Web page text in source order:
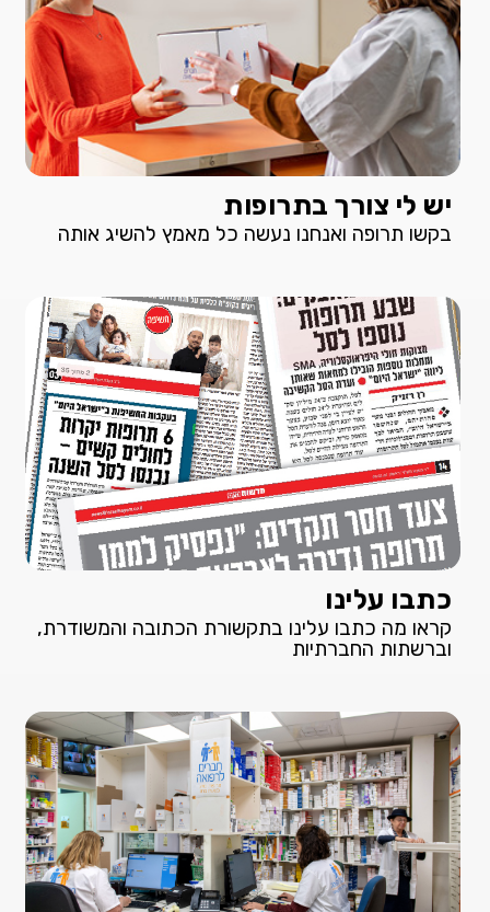
יש לי צורך בתרופות
בקשו תרופה ואנחנו נעשה כל מאמץ להשיג אותה
כתבו עלינו
קראו מה כתבו עלינו בתקשורת הכתובה והמשודרת,
וברשתות החברתיות